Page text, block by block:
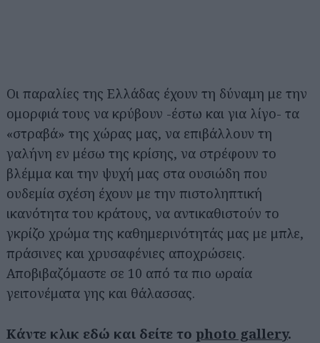
Οι παραλίες της Ελλάδας έχουν τη δύναμη με την
ομορφιά τους να κρύβουν -έστω και για λίγο- τα
«στραβά» της χώρας μας, να επιβάλλουν τη
γαλήνη εν μέσω της κρίσης, να στρέφουν το
βλέμμα και την ψυχή μας στα ουσιώδη που
ουδεμία σχέση έχουν με την πιστοληπτική
ικανότητα του κράτους, να αντικαθιστούν το
γκρίζο χρώμα της καθημερινότητάς μας με μπλε,
πράσινες και χρυσαφένιες αποχρώσεις.
Αποβιβαζόμαστε σε 10 από τα πιο ωραία
γειτονέματα γης και θάλασσας.
Κάντε κλικ εδώ και δείτε το photo gallery.